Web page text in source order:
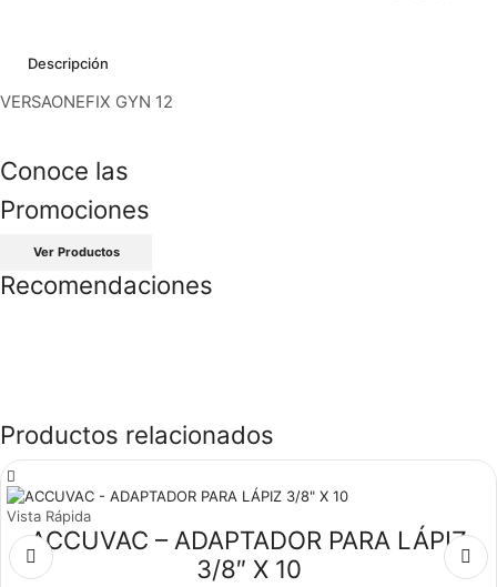
Descripción
VERSAONEFIX GYN 12
Conoce las
Promociones
Ver Productos
Recomendaciones
Productos relacionados
Vista Rápida
ACCUVAC – ADAPTADOR PARA LÁPIZ
3/8″ X 10